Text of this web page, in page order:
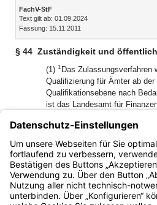
Inhalt
FachV-StF
Text gilt ab: 01.09.2024
Fassung: 15.11.2011
§ 44 Zuständigkeit und
(1) 1 Das Zulassungsverfahren
Qualifizierung für Ämter ab
Qualifikationsebene nach
ist das Landesamt für
(2) Das Staatsministerium
Meldefristen für das
Veröffentlichung im
bekannt.
Bayern.de